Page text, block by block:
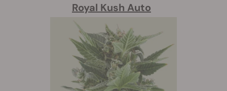
Royal Kush Auto